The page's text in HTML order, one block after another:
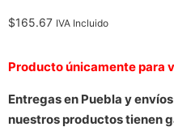
$165.67 IVA Incluido
Producto únicamente para
Entregas en Puebla y
nuestros productos tienen